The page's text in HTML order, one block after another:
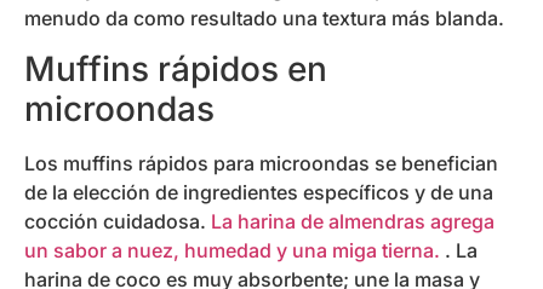
menudo da como resultado una textura más blanda.
Muffins rápidos en
microondas
Los muffins rápidos para microondas se benefician
de la elección de ingredientes específicos y de una
cocción cuidadosa. La harina de almendras agrega
un sabor a nuez, humedad y una miga tierna. . La
harina de coco es muy absorbente; une la masa y